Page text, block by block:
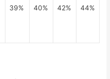
39% 40% 42% 44%